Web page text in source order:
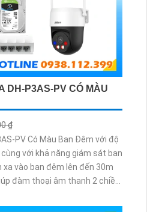
DH-P3AS-PV CÓ MÀU
₫
PV Có Màu Ban Đêm với độ
với khả năng giám sát ban
vào ban đêm lên đến 30m
đàm thoại âm thanh 2 chiều